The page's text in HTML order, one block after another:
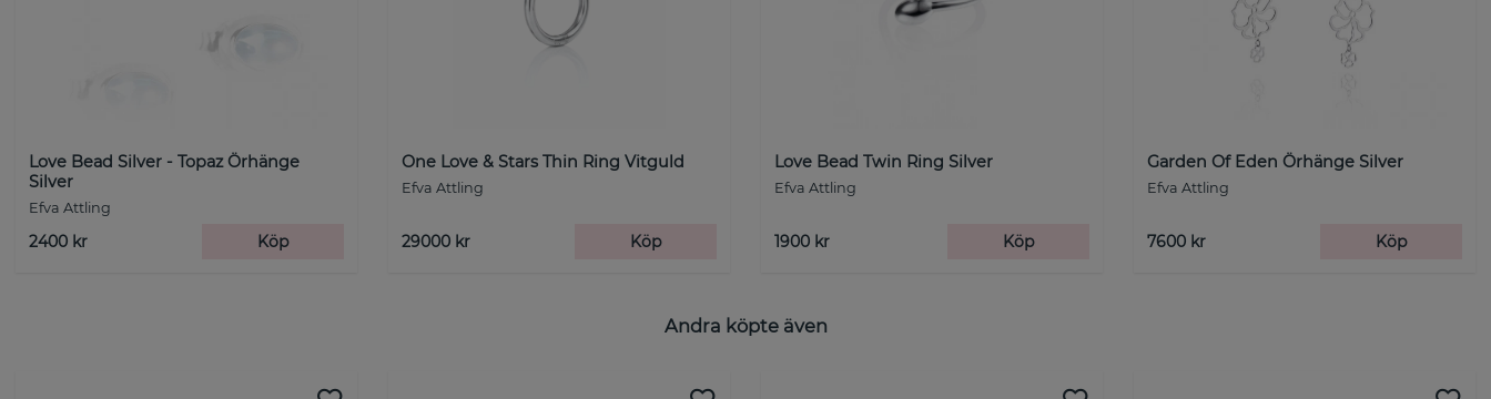
Love Bead Silver - Topaz Örhänge
Silver
Efva Attling
2400 kr Köp
One Love & Stars Thin Ring Vitguld
Efva Attling
29000 kr Köp
Love Bead Twin Ring Silver
Efva Attling
1900 kr Köp
Garden Of Eden Örhänge Silver
Efva Attling
7600 kr Köp
Andra köpte även